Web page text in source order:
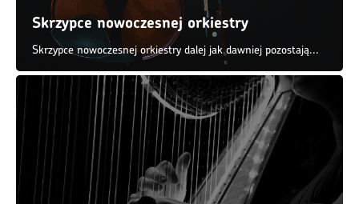
Skrzypce nowoczesnej orkiestry
Skrzypce nowoczesnej orkiestry dalej jak dawniej pozostają...